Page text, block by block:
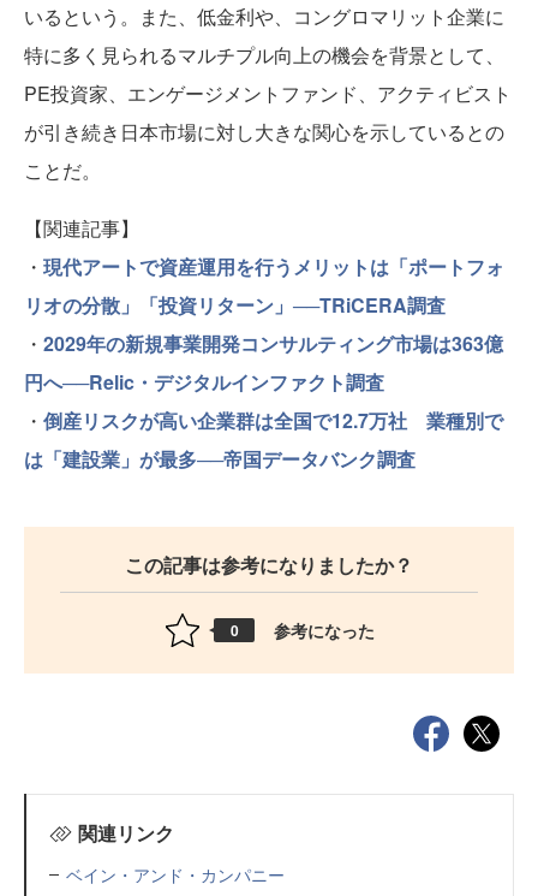
いるという。また、低金利や、コングロマリット企業に
特に多く見られるマルチプル向上の機会を背景として、
PE投資家、エンゲージメントファンド、アクティビスト
が引き続き日本市場に対し大きな関心を示しているとの
ことだ。
【関連記事】
・ 現代アートで資産運用を行うメリットは「ポートフォ
リオの分散」「投資リターン」──TRiCERA調査
・ 2029年の新規事業開発コンサルティング市場は363億
円へ──Relic・デジタルインファクト調査
・ 倒産リスクが高い企業群は全国で12.7万社 業種別で
は「建設業」が最多──帝国データバンク調査
この記事は参考になりましたか？
0 参考になった
関連リンク
ベイン・アンド・カンパニー